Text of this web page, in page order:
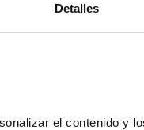
Detalles
el contenido y